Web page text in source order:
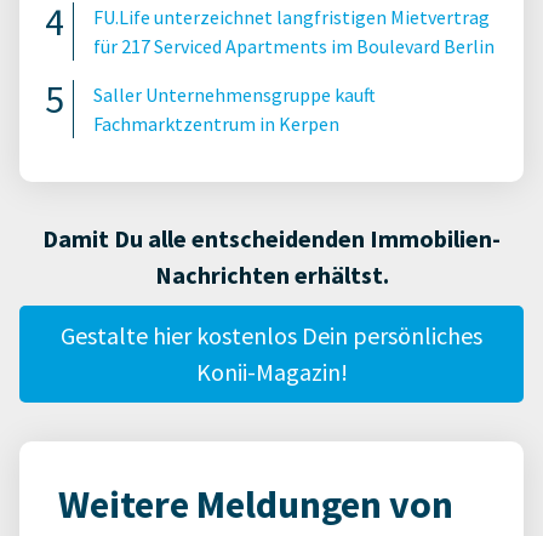
FU.Life unterzeichnet langfristigen Mietvertrag
für 217 Serviced Apartments im Boulevard Berlin
Saller Unternehmensgruppe kauft
Fachmarktzentrum in Kerpen
Damit Du alle entscheidenden Immobilien-
Nachrichten erhältst.
Gestalte hier kostenlos Dein persönliches
Konii-Magazin!
Weitere Meldungen von